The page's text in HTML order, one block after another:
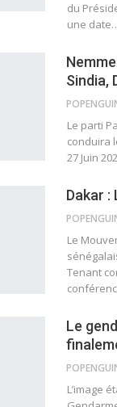
du
une date
Sindia,
Le parti
conduira
27 Juin
Dakar :
Le
Tenant
Le
L’image